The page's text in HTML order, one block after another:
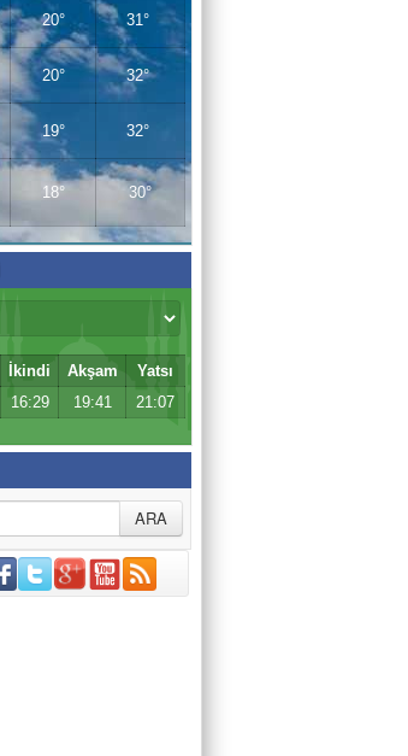
20° 31°
20° 32°
19° 32°
18° 30°
İkindi Akşam
Yatsı
16:29 19:41 21:07